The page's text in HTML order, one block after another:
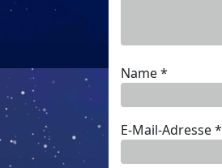
Name*
E-Mail-Adresse*